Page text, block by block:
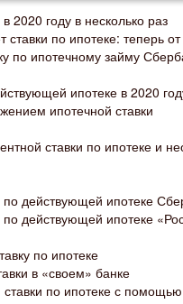
2020 году в несколько раз
по ипотеке: теперь
по ипотечному займу
ипотеке в 2020
ипотечной ставки
ставки по ипотеке и
действующей ипотеке
действующей ипотеке
по ипотеке
в «своем» банке
по ипотеке с